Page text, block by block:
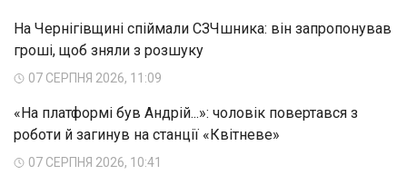
На Чернігівщині спіймали СЗЧшника: він запропонував
гроші, щоб зняли з розшуку
07 СЕРПНЯ 2026, 11:09
«На платформі був Андрій...»: чоловік повертався з
роботи й загинув на станції «Квітневе»
07 СЕРПНЯ 2026, 10:41